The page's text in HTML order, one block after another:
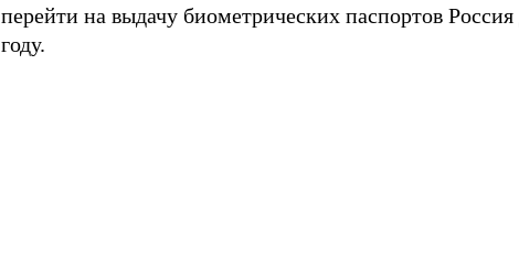
перейти на выдачу биометрических паспортов
году.